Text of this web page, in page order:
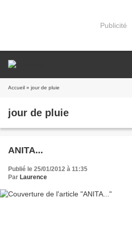
Publicité
Accueil » jour de pluie
jour de pluie
ANITA...
Publié le 25/01/2012 à 11:35
Par Laurence